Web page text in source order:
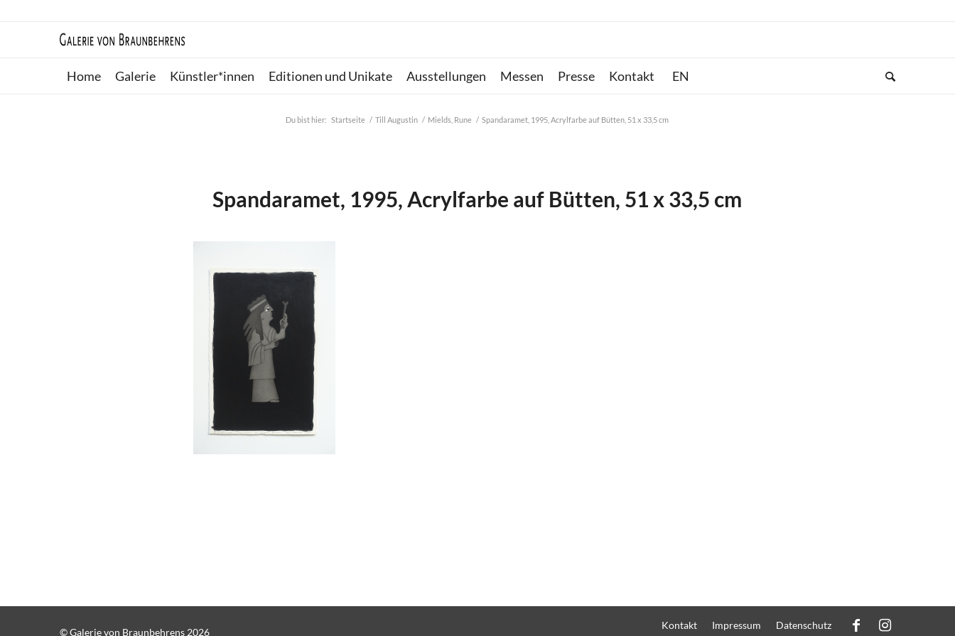
Home Galerie Künstler*innen Editionen und Unikate Ausstellungen Messen Presse Kontakt
Du bist hier: Startseite / Till Augustin / Mields, Rune / Spandaramet, 1995, Acrylfarbe auf Bütten, 51 x 33,5 cm
Spandaramet, 1995, Acrylfarbe auf Bütten, 51 x 33,5 cm
© Galerie von Braunbehrens 2026
Kontakt Impressum Datenschutz